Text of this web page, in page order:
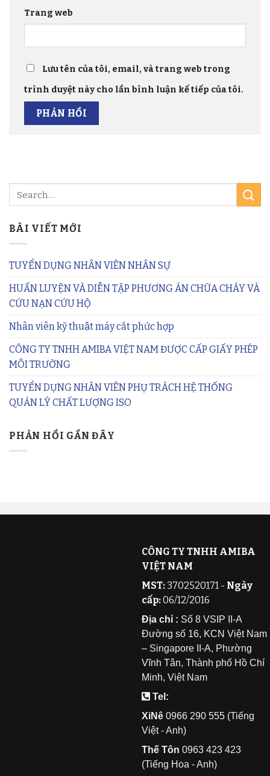
Trang web
Lưu tên của tôi, email, và trang web trong
trình duyệt này cho lần bình luận kế tiếp của tôi.
BÀI VIẾT MỚI
TUYỂN DỤNG NHÂN VIÊN NHÂN SỰ
HUẤN LUYỆN VÀ DIỄN TẬP PHƯƠNG ÁN CHỮA CHÁY VÀ
CỨU NẠN CỨU HỘ
Nhân viên kỹ thuật máy cắt phức hợp
CÔNG TY TNHH AMIBA VIỆT NAM ĐƯỢC CẤP GIẤY PHÉP
MÔI TRƯỜNG
TUYỂN DỤNG NHÂN VIÊN PHỤ TRÁCH HỆ THỐNG
QUẢN LÝ CHẤT LƯỢNG ISO
PHẢN HỒI GẦN ĐÂY
CÔNG TY TNHH AMIBA
VIỆT NAM
MST: 3702520171 - Ngày
cấp:06/12/2016
Địa chỉ : Số 8 VSIP II-A
Đường số 16, KCN Việt Nam
– Singapore II-A, Phường
Vĩnh Tân, Thành phố Hồ Chí
Minh, Việt Nam
Tel:
XiNê 0966 290 555 (Tiếng
Việt - Anh)
Thế Tôn 0963 423 423
(Tiếng Hoa - Anh)